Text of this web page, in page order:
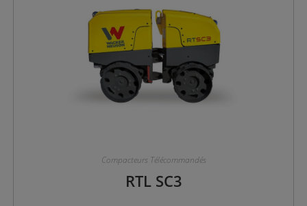
Compacteurs Télécommandés
RTL SC3